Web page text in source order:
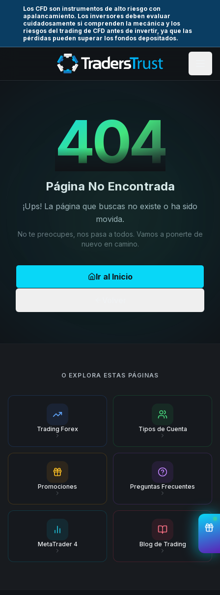
Los CFD son instrumentos de alto riesgo con
apalancamiento. Los inversores deben evaluar
cuidadosamente si comprenden la mecánica y los
riesgos del trading de CFD antes de invertir, ya que las
pérdidas pueden superar los fondos depositados.
404
Página No Encontrada
¡Ups! La página que buscas no existe o ha sido
movida.
No te preocupes, nos pasa a todos. Vamos a ponerte de
nuevo en camino.
Ir al Inicio
O EXPLORA ESTAS PÁGINAS
Trading Forex Tipos de Cuenta
Promociones Preguntas Frecuentes
MetaTrader 4 Blog de Trading